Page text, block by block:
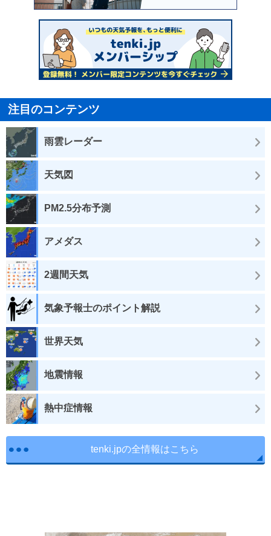
注目のコンテンツ
雨雲レーダー
天気図
PM2.5分布予測
アメダス
2週間天気
気象予報士のポイント解説
世界天気
地震情報
熱中症情報
tenki.jpの全情報はこちら